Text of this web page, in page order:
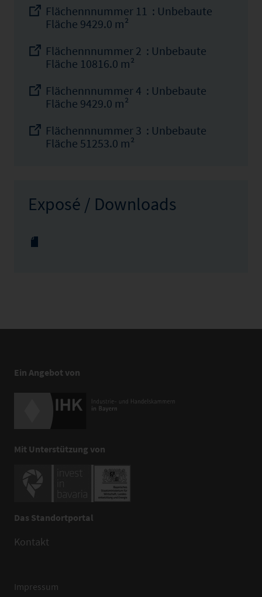
Flächennnummer 11 : Unbebaute
Fläche 9429.0 m²
Flächennnummer 2 : Unbebaute
Fläche 10816.0 m²
Flächennnummer 4 : Unbebaute
Fläche 9429.0 m²
Flächennnummer 3 : Unbebaute
Fläche 51253.0 m²
Exposé / Downloads
Ein Angebot von
Mit Unterstützung von
Das Standortportal
Kontakt
Impressum